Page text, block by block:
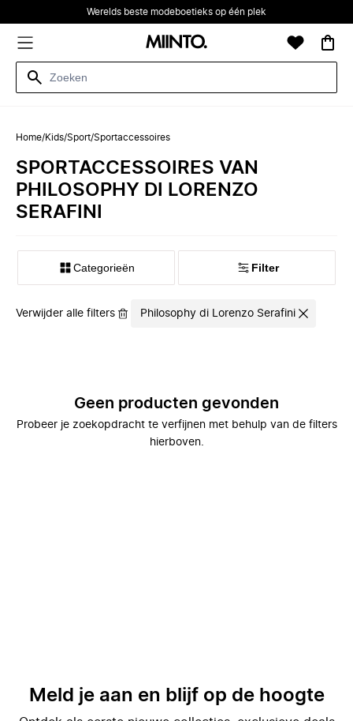
Werelds beste modeboetieks op één plek
Home/Kids/Sport/Sportaccessoires
SPORTACCESSOIRES VAN
PHILOSOPHY DI LORENZO
SERAFINI
Categorieën Filter
Verwijder alle filters Philosophy di Lorenzo Serafini
Geen producten gevonden
Probeer je zoekopdracht te verfijnen met behulp van de filters
hierboven.
Meld je aan en blijf op de hoogte